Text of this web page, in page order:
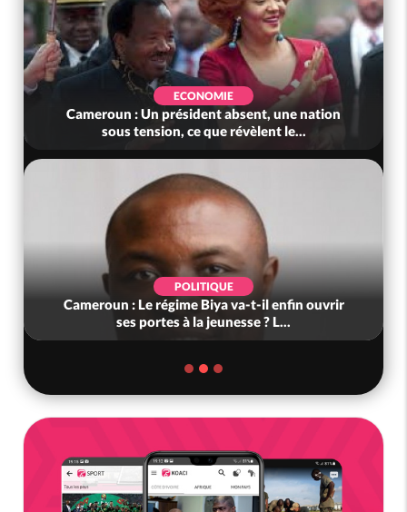
ECONOMIE
Cameroun : Un président absent, une nation
sous tension, ce que révèlent le...
POLITIQUE
Cameroun : Le régime Biya va-t-il enfin ouvrir
ses portes à la jeunesse ? L...